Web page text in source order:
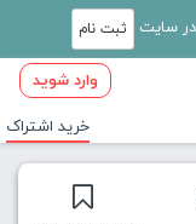
ثبت نام
وارد شوید
خرید اشتراک